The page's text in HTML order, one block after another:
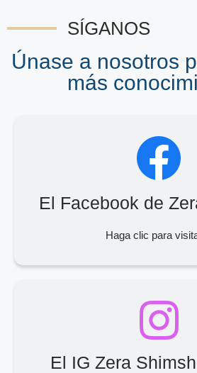
SÍGANOS
Únase a nosotros
más
El Facebook de
Haga clic para
El IG Zera